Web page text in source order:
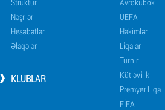
Nəşrlər
Hesabatlar
Əlaqələr
KLUBLAR
UEFA
Hakimlər
Liqalar
Turnir
Kütləvilik
Premyer Liqa
FİFA